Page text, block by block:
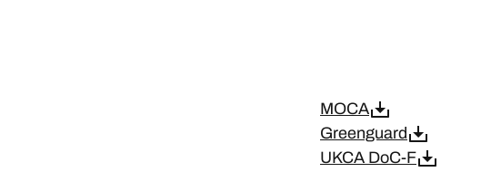
MOCA
Greenguard
UKCA DoC-F